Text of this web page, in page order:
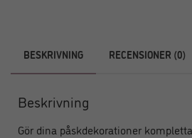
BESKRIVNING RECENSIONER (0)
Beskrivning
Gör dina påskdekorationer